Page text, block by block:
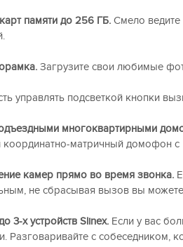
памяти до 256 ГБ. Смело
Загрузите свои любимые
управлять подсветкой кнопки
многоквартирными
координатно-матричный домофон
камер прямо во время звонка.
не сбрасывая вызов вы
3-х устройств Slinex. Если у вас
Разговаривайте с собеседником,